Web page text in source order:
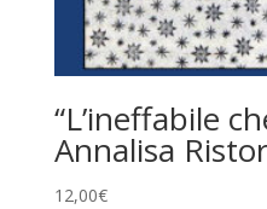
“L’ineffabile
Annalisa
12,00€